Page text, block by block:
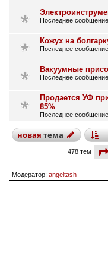
Последнее сообщение
Кожух на
Последнее сообщение
Вакуумные
Последнее сообщение
Продается УФ
85%
Последнее сообщение
новаятема
478 тем
Модератор: angeltash